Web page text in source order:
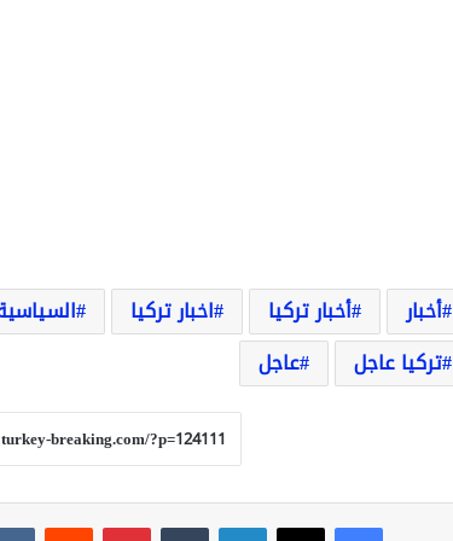
أخبار أخبار تركيا اخبار تركيا
تركيا عاجل
عاجل
فيسبوك‫X لينكدإن بينتيريست